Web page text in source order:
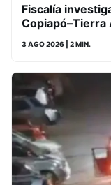
Fiscalía
Copiapó–Tierra
3 AGO 2026 | 2 MIN.